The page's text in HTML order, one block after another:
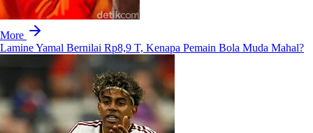
More
Lamine Yamal Bernilai Rp8,9 T, Kenapa Pemain Bola Muda Mahal?